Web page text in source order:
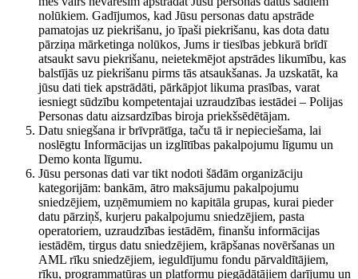
nolūkiem. Gadījumos, kad Jūsu personas datu apstrāde
pamatojas uz piekrišanu, jo īpaši piekrišanu, kas dota datu
pārziņa mārketinga nolūkos, Jums ir tiesības jebkurā brīdī
atsaukt savu piekrišanu, neietekmējot apstrādes likumību, kas
balstījās uz piekrišanu pirms tās atsaukšanas. Ja uzskatāt, ka
jūsu dati tiek apstrādāti, pārkāpjot likuma prasības, varat
iesniegt sūdzību kompetentajai uzraudzības iestādei – Polijas
Personas datu aizsardzības biroja priekšsēdētājam.
Datu sniegšana ir brīvprātīga, taču tā ir nepieciešama, lai
noslēgtu Informācijas un izglītības pakalpojumu līgumu un
Demo konta līgumu.
Jūsu personas dati var tikt nodoti šādām organizāciju
kategorijām: bankām, ātro maksājumu pakalpojumu
sniedzējiem, uzņēmumiem no kapitāla grupas, kurai pieder
datu pārziņš, kurjeru pakalpojumu sniedzējiem, pasta
operatoriem, uzraudzības iestādēm, finanšu informācijas
iestādēm, tirgus datu sniedzējiem, krāpšanas novēršanas un
AML rīku sniedzējiem, ieguldījumu fondu pārvaldītājiem,
rīku, programmatūras un platformu piegādātājiem darījumu un